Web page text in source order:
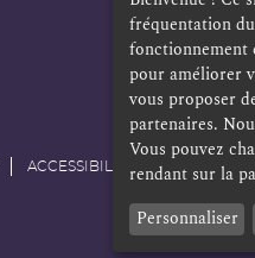
ACCESSIBILITÉ POLITIQUE
fréquentation
fonctionnement
pour améliorer
vous proposer
partenaires.
Vous pouvez
rendant sur la
Personnaliser